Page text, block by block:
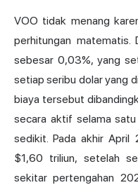
VOO tidak menang
perhitungan matematis.
sebesar 0,03%, yang
setiap seribu dolar yang
biaya tersebut
secara aktif selama
sedikit. Pada akhir
$1,60 triliun, setelah
sekitar pertengahan